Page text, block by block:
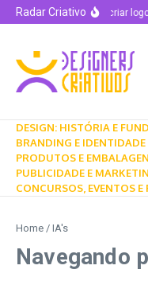
Radar CriativoComo criar
DESIGN: HISTÓRIA E
BRANDING E IDENTIDADE
PRODUTOS E
PUBLICIDADE E
CONCURSOS, EVENTOS E
Home / IA's
Navegando